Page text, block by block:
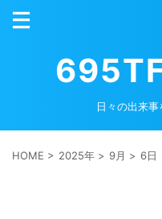
日々の出来事
HOME > 2025年 > 9月 > 6日